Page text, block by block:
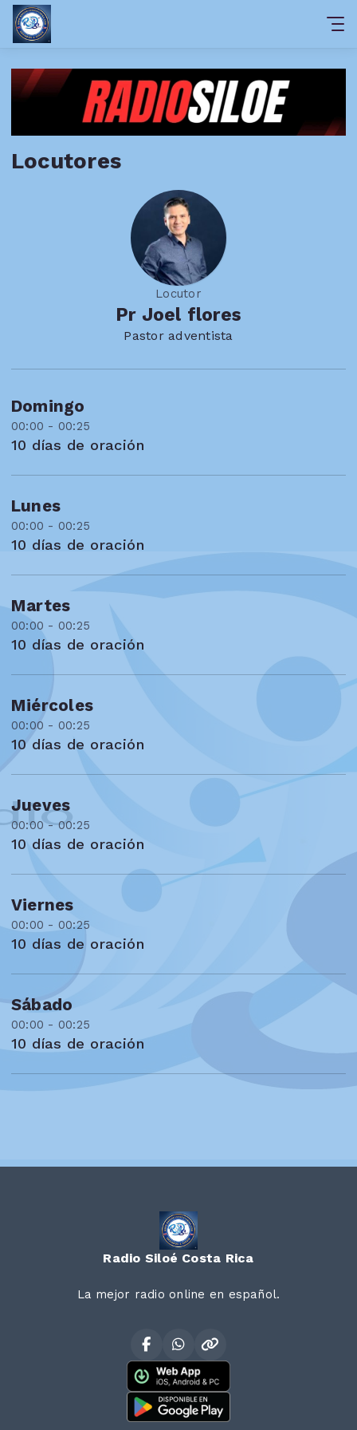
Locutores
Locutor
Pr Joel flores
Pastor adventista
Domingo
00:00 - 00:25
10 días de oración
Lunes
00:00 - 00:25
10 días de oración
Martes
00:00 - 00:25
10 días de oración
Miércoles
00:00 - 00:25
10 días de oración
Jueves
00:00 - 00:25
10 días de oración
Viernes
00:00 - 00:25
10 días de oración
Sábado
00:00 - 00:25
10 días de oración
Radio Siloé Costa Rica
La mejor radio online en español.